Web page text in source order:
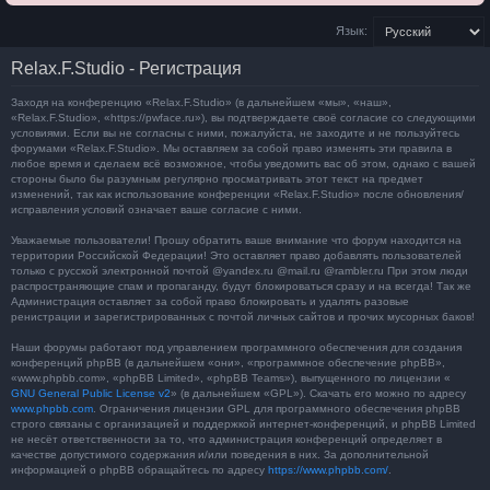
Язык:
Relax.F.Studio - Регистрация
Заходя на конференцию «Relax.F.Studio» (в дальнейшем «мы», «наш»,
«Relax.F.Studio», «https://pwface.ru»), вы подтверждаете своё согласие со следующими
условиями. Если вы не согласны с ними, пожалуйста, не заходите и не пользуйтесь
форумами «Relax.F.Studio». Мы оставляем за собой право изменять эти правила в
любое время и сделаем всё возможное, чтобы уведомить вас об этом, однако с вашей
стороны было бы разумным регулярно просматривать этот текст на предмет
изменений, так как использование конференции «Relax.F.Studio» после обновления/
исправления условий означает ваше согласие с ними.
Уважаемые пользователи! Прошу обратить ваше внимание что форум находится на
территории Российской Федерации! Это оставляет право добавлять пользователей
только с русской электронной почтой @yandex.ru @mail.ru @rambler.ru При этом люди
распространяющие спам и пропаганду, будут блокироваться сразу и на всегда! Так же
Администрация оставляет за собой право блокировать и удалять разовые
ренистрации и зарегистрированных с почтой личных сайтов и прочих мусорных баков!
Наши форумы работают под управлением программного обеспечения для создания
конференций phpBB (в дальнейшем «они», «программное обеспечение phpBB»,
«www.phpbb.com», «phpBB Limited», «phpBB Teams»), выпущенного по лицензии «
GNU General Public License v2» (в дальнейшем «GPL»). Скачать его можно по адресу
www.phpbb.com . Ограничения лицензии GPL для программного обеспечения phpBB
строго связаны с организацией и поддержкой интернет-конференций, и phpBB Limited
не несёт ответственности за то, что администрация конференций определяет в
качестве допустимого содержания и/или поведения в них. За дополнительной
информацией о phpBB обращайтесь по адресу https://www.phpbb.com/